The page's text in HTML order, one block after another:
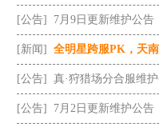
[公告] 7月9日更新维护公告
[新闻] 全明星跨服PK，天
[公告] 真·狩猎场分合服维
[公告] 7月2日更新维护公告